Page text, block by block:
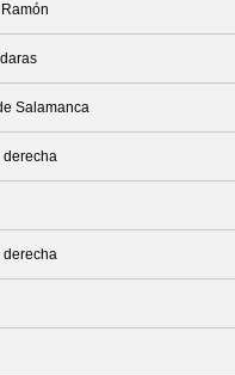
Salamanca
derecha
derecha